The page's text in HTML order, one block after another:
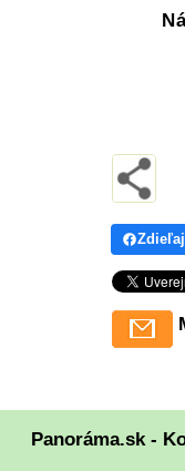
Zdieľaj
Panoráma.sk -